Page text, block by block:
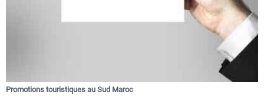
Promotions touristiques au Sud Maroc